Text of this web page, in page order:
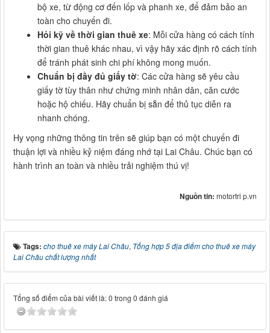
bộ xe, từ động cơ đến lốp và phanh xe, để đảm bảo an
toàn cho chuyến đi.
Hỏi kỹ về thời gian thuê xe: Mỗi cửa hàng có cách tính
thời gian thuê khác nhau, vì vậy hãy xác định rõ cách tính
để tránh phát sinh chi phí không mong muốn.
Chuẩn bị đầy đủ giấy tờ: Các cửa hàng sẽ yêu cầu
giấy tờ tùy thân như chứng minh nhân dân, căn cước
hoặc hộ chiếu. Hãy chuẩn bị sẵn để thủ tục diễn ra
nhanh chóng.
Hy vọng những thông tin trên sẽ giúp bạn có một chuyến đi
thuận lợi và nhiều kỷ niệm đáng nhớ tại Lai Châu. Chúc bạn có
hành trình an toàn và nhiều trải nghiệm thú vị!
Nguồn tin: motortri p.vn
Tags: cho thuê xe máy Lai Châu, Tổng hợp 5 địa điểm cho thuê xe máy
Lai Châu chất lượng nhất
Tổng số điểm của bài viết là: 0 trong 0 đánh giá